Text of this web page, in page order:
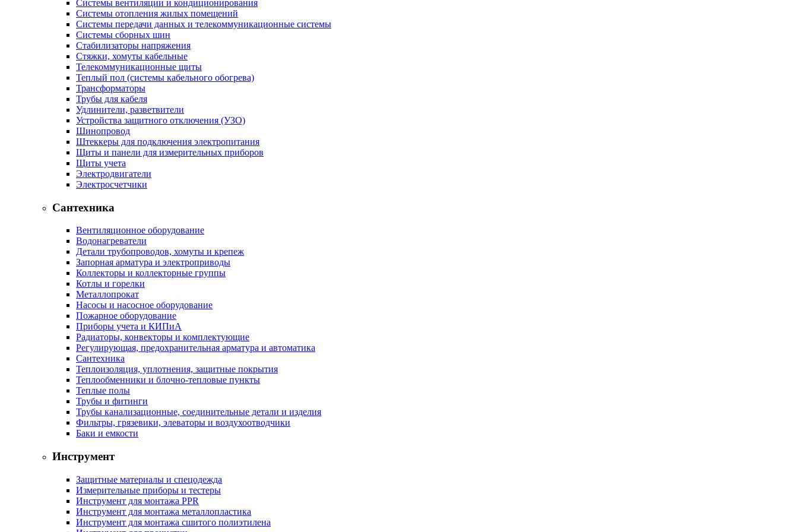
Системы вентиляции и кондиционирования
Системы отопления жилых помещений
Системы передачи данных и телекоммуникационные системы
Системы сборных шин
Стабилизаторы напряжения
Стяжки, хомуты кабельные
Телекоммуникационные щиты
Теплый пол (системы кабельного обогрева)
Трансформаторы
Трубы для кабеля
Удлинители, разветвители
Устройства защитного отключения (УЗО)
Шинопровод
Штеккеры для подключения электропитания
Щиты и панели для измерительных приборов
Щиты учета
Электродвигатели
Электросчетчики
Сантехника
Вентиляционное оборудование
Водонагреватели
Детали трубопроводов, хомуты и крепеж
Запорная арматура и электроприводы
Коллекторы и коллекторные группы
Котлы и горелки
Металлопрокат
Насосы и насосное оборудование
Пожарное оборудование
Приборы учета и КИПиА
Радиаторы, конвекторы и комплектующие
Регулирующая, предохранительная арматура и автоматика
Сантехника
Теплоизоляция, уплотнения, защитные покрытия
Теплообменники и блочно-тепловые пункты
Теплые полы
Трубы и фитинги
Трубы канализационные, соединительные детали и изделия
Фильтры, грязевики, элеваторы и воздухоотводчики
Баки и емкости
Инструмент
Защитные материалы и спецодежда
Измерительные приборы и тестеры
Инструмент для монтажа PPR
Инструмент для монтажа металлопластика
Инструмент для монтажа сшитого полиэтилена